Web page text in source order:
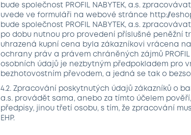
bude společnost PROFIL NABYTEK, a.s.
uvede ve formuláři na webové stránce http://
bude společnost PROFIL NABYTEK, a.s.
po dobu nutnou pro provedení příslušné peněžní
uhrazená kupní cena byla zákazníkovi vrácena
ochrany práv a právem chráněných zájmů PROFIL
osobních údajů je nezbytným předpokladem pro
bezhotovostním převodem, a jedná se tak o
4.2. Zpracování poskytnutých údajů zákazníků o
a.s. provádět sama, anebo za tímto účelem
předpisy, jinou třetí osobu, s tím, že zpracování
EHP.